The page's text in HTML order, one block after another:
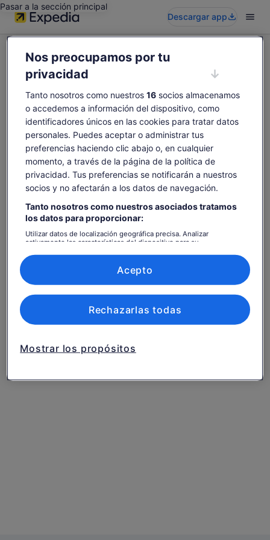
Pasar a la sección principal
Descargar app
Vaya, parece que esta actividad no está
disponible
Prueba a buscar otras.
Buscar de nuevo
Nos preocupamos por tu
privacidad
Tanto nosotros como nuestros 16socios almacenamos
o accedemos a información del dispositivo, como
identificadores únicos en las cookies para tratar datos
personales. Puedes aceptar o administrar tus
preferencias haciendo clic abajo o, en cualquier
momento, a través de la página de la política de
privacidad. Tus preferencias se notificarán a nuestros
socios y no afectarán a los datos de navegación.
Tanto nosotros como nuestros asociados tratamos
los datos para proporcionar:
Utilizar datos de localización geográfica precisa. Analizar
activamente las características del dispositivo para su
acceder a ella. Publicidad y contenido personalizados, medición de
publicidad y contenido, investigación de audiencia y desarrollo de
Lista de asociados (proveedores)
Mostrar los propósitos
Rechazarlas todas
Acepto